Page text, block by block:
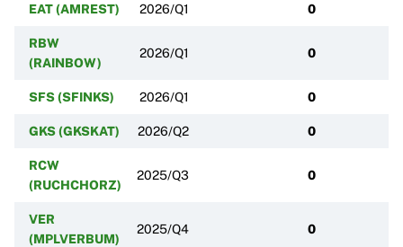
EAT (AMREST) 2026/Q1 0
RBW
(RAINBOW)
2026/Q1 0
SFS (SFINKS) 2026/Q1 0
GKS (GKSKAT) 2026/Q2 0
RCW
(RUCHCHORZ)
2025/Q3 0
VER
(MPLVERBUM)
2025/Q4 0